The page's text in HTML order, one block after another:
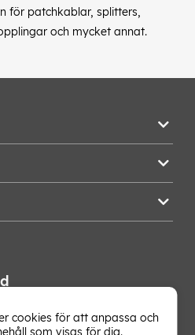
för patchkablar, splitters,
och mycket annat.
erbjudandena och
i din mejlkorg. Signa upp på
cookies för att anpassa och
som visas för dig.